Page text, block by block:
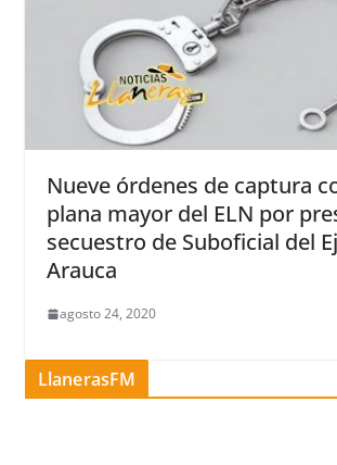
Nueve órdenes de captura
plana mayor del ELN por
secuestro de Suboficial del
Arauca
agosto 24, 2020
LlanerasFM